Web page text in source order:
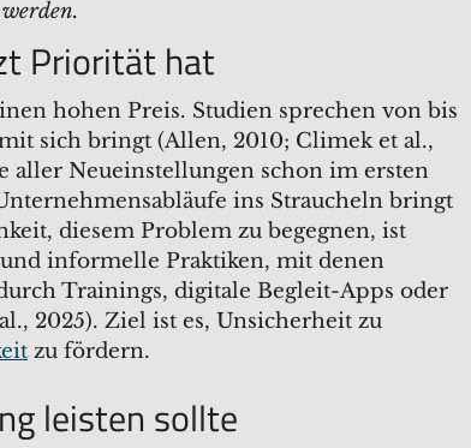
Priorität hat
hohen Preis. Studien sprechen von bis
sich bringt (Allen, 2010; Climek et al.,
aller Neueinstellungen schon im ersten
ins Straucheln bringt
diesem Problem zu begegnen, ist
informelle Praktiken, mit denen
Trainings, digitale Begleit-Apps oder
2025). Ziel ist es, Unsicherheit zu
zu fördern.
leisten sollte